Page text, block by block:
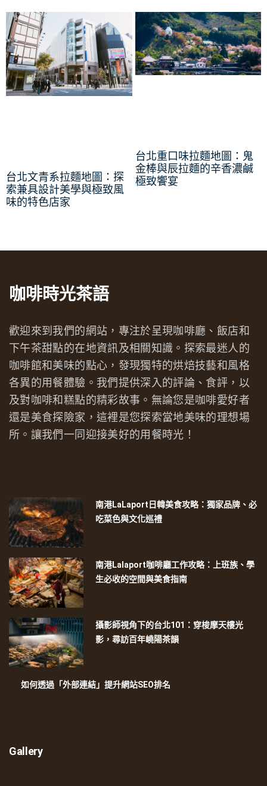
台北文青系拉麵地圖：探
索兼具設計美學與極致風
味的特色店家
台北重口味拉麵地圖：鬼
金棒與辰拉麵的辛香濃鹹
極致饗宴
咖啡時光茶語
歡迎來到我們的網站，專注於呈現咖啡廳、飯店和
下午茶甜點的在地資訊及相關知識。探索最迷人的
咖啡館和美味的點心，發現獨特的烘焙技藝和風格
各異的用餐體驗。我們提供深入的評論、食評，以
及對咖啡和糕點的精彩故事。無論您是咖啡愛好者
還是美食探險家，這裡是您探索當地美味的理想場
所。讓我們一同迎接美好的用餐時光！
南港LaLaport日韓美食攻略：獨家品牌、必
吃菜色與文化巡禮
南港Lalaport咖啡廳工作攻略：上班族、學
生必收的空間與美食指南
攝影師視角下的台北101：穿梭摩天樓光
影，尋訪百年嶢陽茶韻
如何透過「外部連結」提升網站SEO排名
Gallery